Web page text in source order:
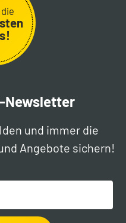
Newsletter
und immer die
Angebote sichern!